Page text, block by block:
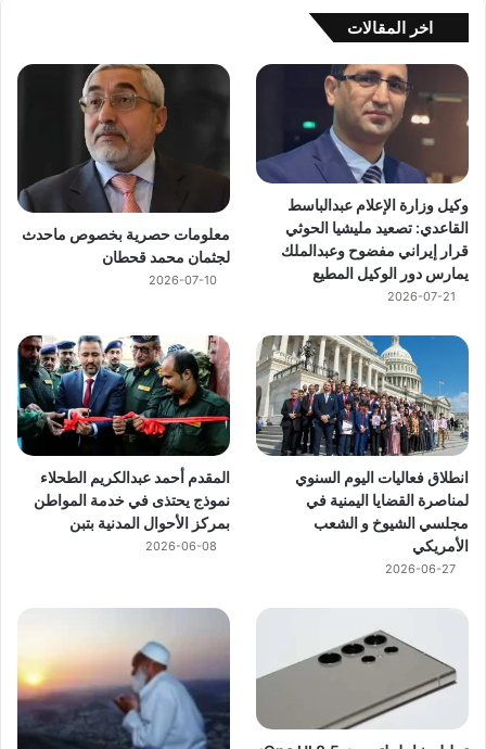
اخر المقالات
وكيل وزارة الإعلام عبدالباسط
القاعدي: تصعيد مليشيا الحوثي
قرار إيراني مفضوح وعبدالملك
يمارس دور الوكيل المطيع
2026-07-21
معلومات حصرية بخصوص ماحدث
لجثمان محمد قحطان
2026-07-10
انطلاق فعاليات اليوم السنوي
لمناصرة القضايا اليمنية في
مجلسي الشيوخ و الشعب
الأمريكي
2026-06-27
المقدم أحمد عبدالكريم الطحلاء
نموذج يحتذى في خدمة المواطن
بمركز الأحوال المدنية بتبن
2026-06-08